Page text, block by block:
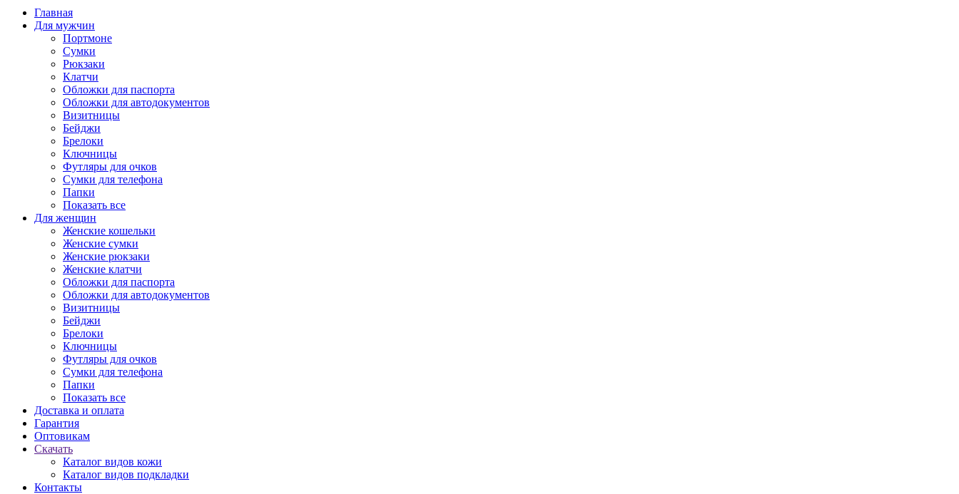
Главная
Для мужчин
Портмоне
Сумки
Рюкзаки
Клатчи
Обложки для паспорта
Обложки для автодокументов
Визитницы
Бейджи
Брелоки
Ключницы
Футляры для очков
Сумки для телефона
Папки
Показать все
Для женщин
Женские кошельки
Женские сумки
Женские рюкзаки
Женские клатчи
Обложки для паспорта
Обложки для автодокументов
Визитницы
Бейджи
Брелоки
Ключницы
Футляры для очков
Сумки для телефона
Папки
Показать все
Доставка и оплата
Гарантия
Оптовикам
Скачать
Каталог видов кожи
Каталог видов подкладки
Контакты